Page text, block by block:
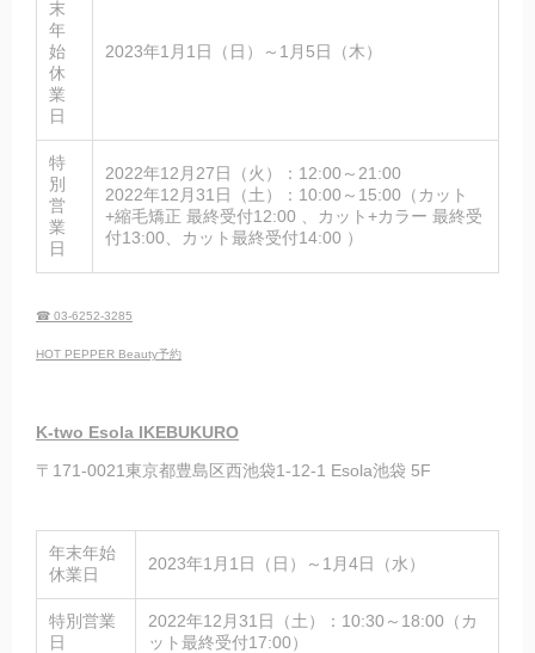
末
年
始
休
業
日
2023年1月1日（日）～1月5日（木）
特
別
営
業
日
2022年12月27日（火）：12:00～21:00
2022年12月31日（土）：10:00～15:00（カット
+縮毛矯正 最終受付12:00 、カット+カラー 最終受
付13:00、カット最終受付14:00 ）
☎ 03-6252-3285
HOT PEPPER Beauty予約
K-two Esola IKEBUKURO
〒171-0021東京都豊島区西池袋1-12-1 Esola池袋 5F
年末年始
休業日
2023年1月1日（日）～1月4日（水）
特別営業
日
2022年12月31日（土）：10:30～18:00（カ
ット最終受付17:00）